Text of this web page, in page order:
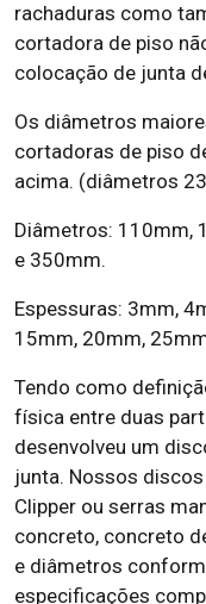
rachaduras como
cortadora de piso
colocação de junta
Os diâmetros
cortadoras de piso
acima. (diâmetros
Diâmetros: 110mm,
e 350mm.
Espessuras: 3mm,
15mm, 20mm,
Tendo como
física entre duas
desenvolveu um
junta. Nossos
Clipper ou serras
concreto, concreto
e diâmetros
especificações